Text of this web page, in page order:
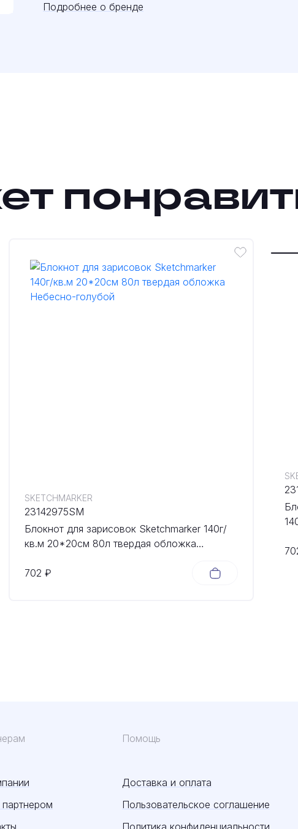
Подробнее о бренде
702 ₽
Блокнот для зарисовок Sketchmarker 140г/
кв.м 20*20cм 80л твердая обложка
SKETCHMARKER
23142975SM
партнером
Помощь
Доставка и оплата
Пользовательское соглашение
Политика конфиденциальности